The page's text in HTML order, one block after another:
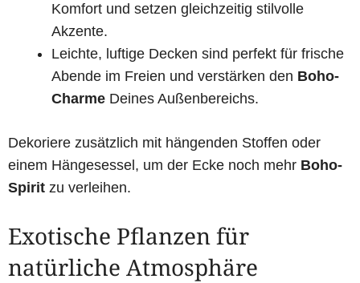
Komfort und setzen gleichzeitig stilvolle
Akzente.
Leichte, luftige Decken sind perfekt für frische
Abende im Freien und verstärken den Boho-
Charme Deines Außenbereichs.
Dekoriere zusätzlich mit hängenden Stoffen oder
einem Hängesessel, um der Ecke noch mehr Boho-
Spirit zu verleihen.
Exotische Pflanzen für
natürliche Atmosphäre